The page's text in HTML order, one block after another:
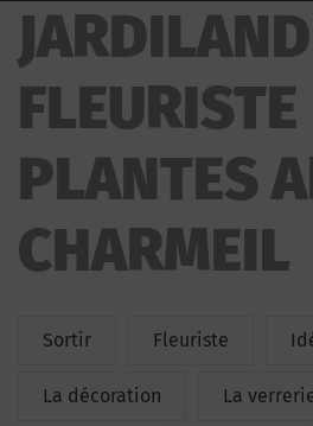
JARDILAND
FLEURISTE
PLANTES
CHARMEIL
Sortir Fleuriste
La décoration La